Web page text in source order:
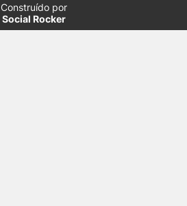
Construído por
Social Rocker